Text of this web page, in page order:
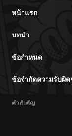
หน้าแรก
บทนำ
ข้อกำหนด
ข้อจำกัดความรับผิ
คำสำคัญ